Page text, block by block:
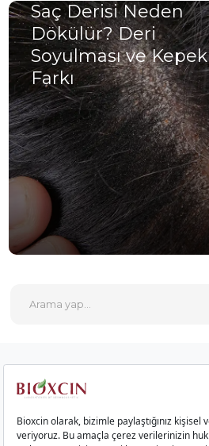
Saç Derisi Neden
Dökülür? Deri
Soyulması ve Kepek
Farkı
Kurumsal
Cilt Ürünleri